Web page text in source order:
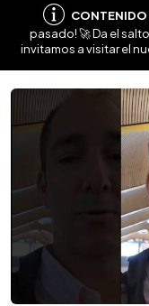
CONTENIDO
pasado! 🚀 Da el
invitamos a visitar el